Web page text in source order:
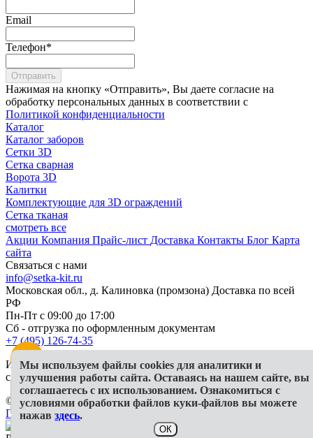
Email
Телефон*
Отправить
Нажимая на кнопку «Отправить», Вы даете согласие на
обработку персональных данных в соответствии с
Политикой конфиденциальности
Каталог
Каталог заборов
Сетки 3D
Сетка сварная
Ворота 3D
Калитки
Комплектующие для 3D ограждений
Сетка тканая
смотреть все
Акции Компания Прайс-лист Доставка Контакты Блог Карта
сайта
Связаться с нами
info@setka-kit.ru
Московская обл., д. Калиновка (промзона) Доставка по всей
РФ
Пн-Пт с 09:00 до 17:00
Сб - отгрузка по оформленным документам
+7 (495) 126-74-35
Информация, представленная на сайте, в исключительных
случаях может отличаться от действительности
© 2026 ООО "Гранд КИТ"
Политика конфиденциальности
Мы используем файлы cookies для аналитики и
улучшения работы сайта. Оставаясь на нашем сайте, вы
соглашаетесь с их использованием. Ознакомиться с
условиями обработки файлов куки-файлов вы можете
нажавздесь.
ОК